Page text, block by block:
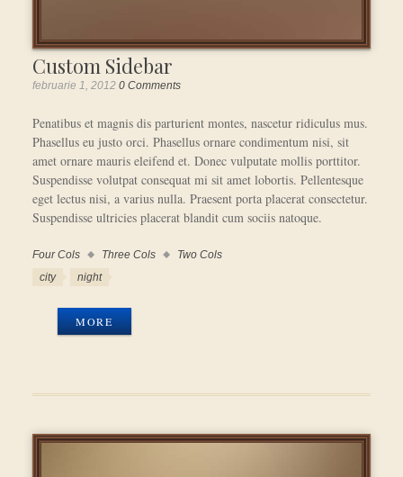
Custom Sidebar
februarie 1, 2012 0 Comments
Penatibus et magnis dis parturient montes, nascetur ridiculus mus.
Phasellus eu justo orci. Phasellus ornare condimentum nisi, sit
amet ornare mauris eleifend et. Donec vulputate mollis porttitor.
Suspendisse volutpat consequat mi sit amet lobortis. Pellentesque
eget lectus nisi, a varius nulla. Praesent porta placerat consectetur.
Suspendisse ultricies placerat blandit cum sociis natoque.
Work
Categories
Four Cols Three Cols Two Cols
Work
city night
MORE